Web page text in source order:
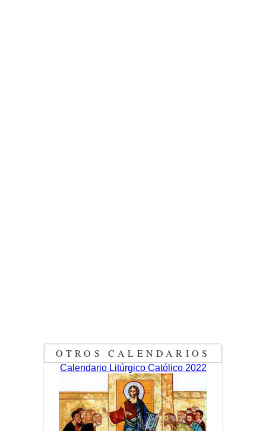
OTROS CALENDARIOS
Calendario Litúrgico Católico 2022